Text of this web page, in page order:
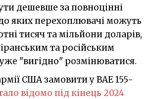
дешевше за повноцінні
яких перехоплювачі можуть
тисяч та мільйони доларів,
та російським
"вигідно" розмінюватися.
США замовити у BAE 155-
відомо під кінець 2024